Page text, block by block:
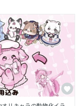
せ。
ざいますので、N
す。
ンプルに使用さ
プル使用不可の場
す。